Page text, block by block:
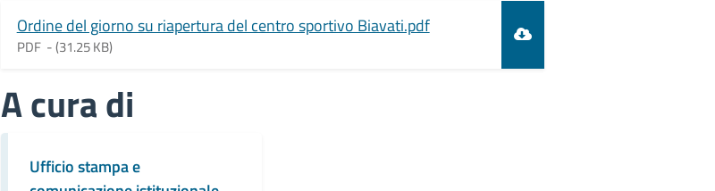
Ordine del giorno su riapertura del centro sportivo Biavati.pdf
PDF -(31.25 KB)
A cura di
Ufficio stampa e